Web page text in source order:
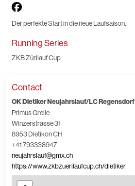
Der perfekte Start in die neue Laufsaison.
Running Series
ZKB Zürilauf Cup
Contact
OK Dietiker Neujahrslauf/LC Regensdorf
Primus Greile
Winzerstrasse 31
8953 Dietikon CH
+41 793338947
neujahrslauf@gmx.ch
https://www.zkbzuerilaufcup.ch/dietiker